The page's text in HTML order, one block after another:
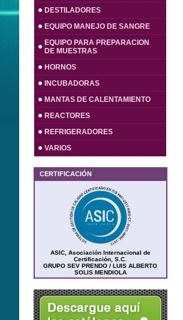
DESTILADORES
EQUIPO MANEJO DE SANGRE
EQUIPO PARA PREPARACION
DE MUESTRAS
HORNOS
INCUBADORAS
MANTAS DE CALENTAMIENTO
REACTORES
REFRIGERADORES
VARIOS
CERTIFICACIÓN
ASIC, Asociación Internacional de
Certificación, S.C.
GRUPO SEV PRENDO / LUIS ALBERTO
SOLIS MENDIOLA